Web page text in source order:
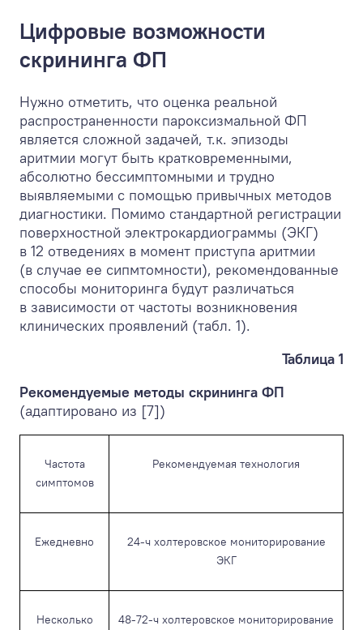
Цифровые возможности
скрининга ФП
Нужно отметить, что оценка реальной
распространенности пароксизмальной ФП
является сложной задачей, т.к. эпизоды
аритмии могут быть кратковременными,
абсолютно бессимптомными и трудно
выявляемыми с помощью привычных методов
диагностики. Помимо стандартной регистрации
поверхностной электрокардиограммы (ЭКГ)
в 12 отведениях в момент приступа аритмии
(в случае ее сипмтомности), рекомендованные
способы мониторинга будут различаться
в зависимости от частоты возникновения
клинических проявлений (табл. 1).
Таблица 1
Рекомендуемые методы скрининга ФП
(адаптировано из [7])
Частота
симптомов
Рекомендуемая технология
Ежедневно
24-ч холтеровское мониторирование
ЭКГ
Несколько
48-72-ч холтеровское мониторирование